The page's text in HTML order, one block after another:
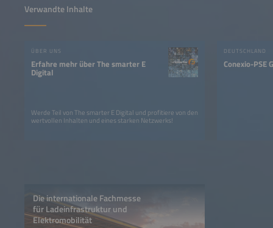
Verwandte Inhalte
ÜBER UNS
Erfahre mehr über The smarter E
Digital
Werde Teil von The smarter E Digital und profitiere von den
wertvollen Inhalten und eines starken Netzwerks!
DEUTSCHLAND
Conexio-PSE
Die internationale Fachmesse
für Ladeinfrastruktur und
Elektromobilität